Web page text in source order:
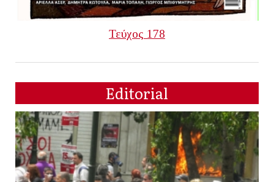
Τεύχος 178
Editorial